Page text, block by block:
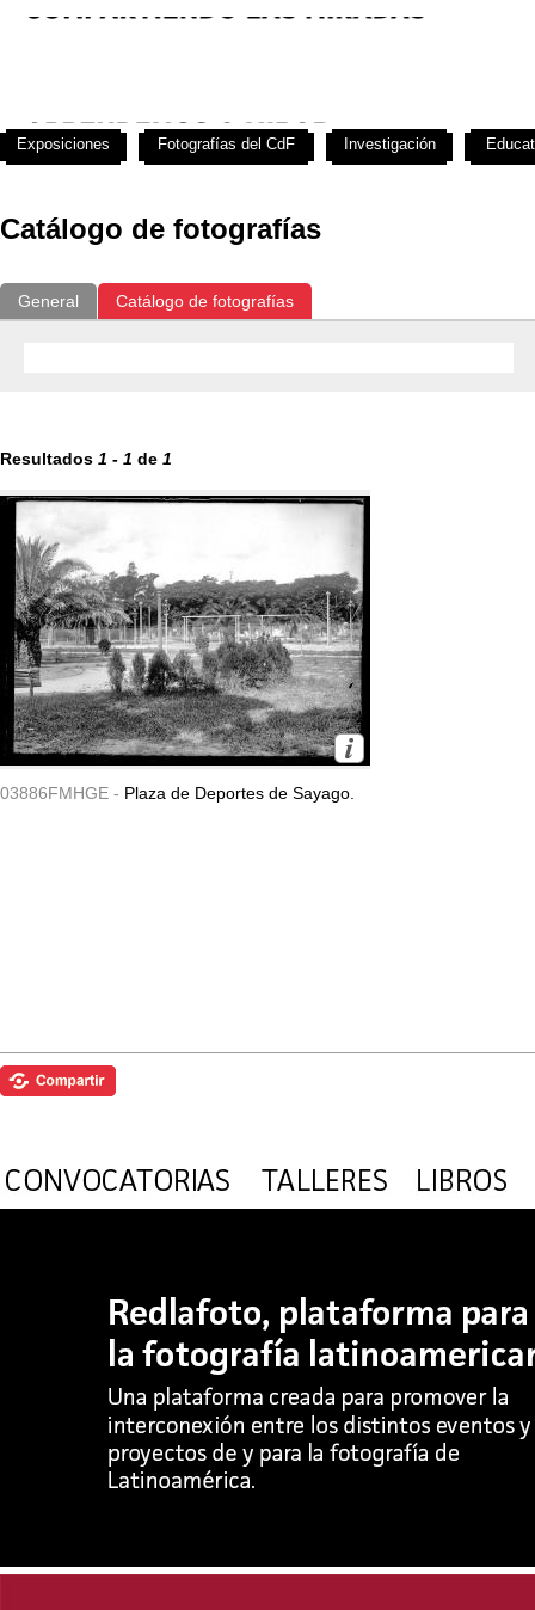
Catálogo de fotografías
General Catálogo de fotografías
Resultados 1 - 1 de 1
03886FMHGE - Plaza de Deportes de Sayago.
Exposiciones Fotografías del CdF Investigación